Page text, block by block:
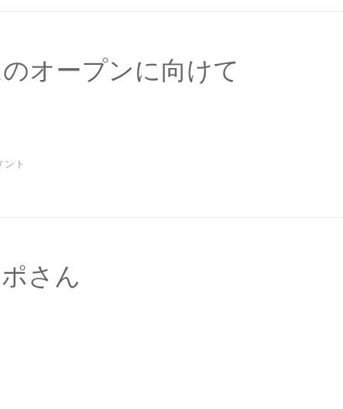
オープンに向けて
ト
さん